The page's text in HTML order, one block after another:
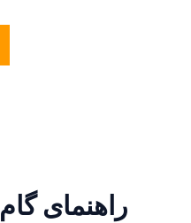
راهنمای